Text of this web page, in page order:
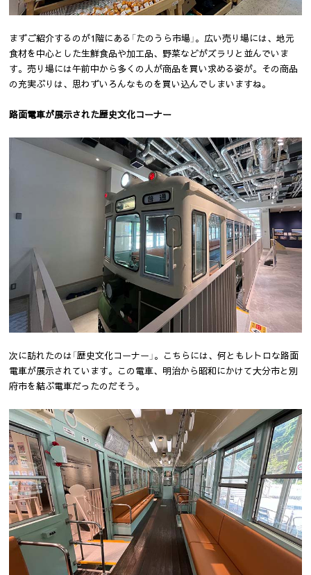
まずご紹介するのが1階にある「たのうら市場」。広い売り場には、地元
食材を中心とした生鮮食品や加工品、野菜などがズラリと並んでいま
す。売り場には午前中から多くの人が商品を買い求める姿が。その商品
の充実ぶりは、思わずいろんなものを買い込んでしまいますね。
路面電車が展示された歴史文化コーナー
次に訪れたのは「歴史文化コーナー」。こちらには、何ともレトロな路面
電車が展示されています。この電車、明治から昭和にかけて大分市と別
府市を結ぶ電車だったのだそう。